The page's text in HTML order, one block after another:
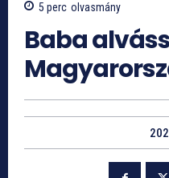
5 perc olvasmány
Baba